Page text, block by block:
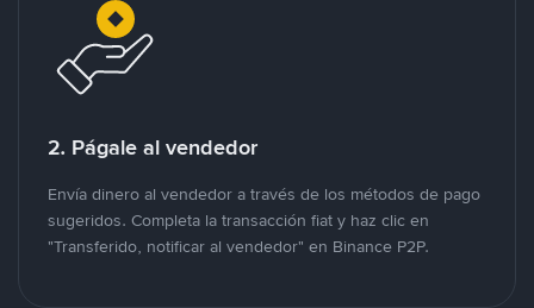
2. Págale al vendedor
Envía dinero al vendedor a través de los métodos de pago
sugeridos. Completa la transacción fiat y haz clic en
"Transferido, notificar al vendedor" en Binance P2P.